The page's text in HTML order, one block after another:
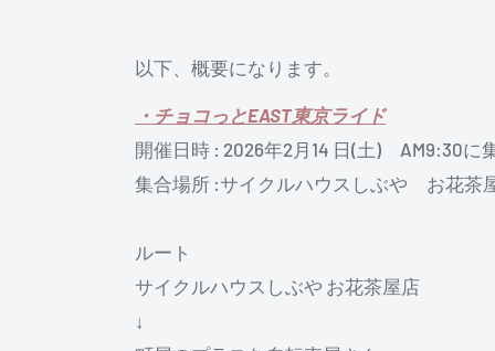
以下、概要になります。
・チョコっとEAST東京ライド
開催日時 : 2026年2月14 日(土) AM9:30に
集合場所 :サイクルハウスしぶや お花茶
ルート
サイクルハウスしぶや お花茶屋店
↓